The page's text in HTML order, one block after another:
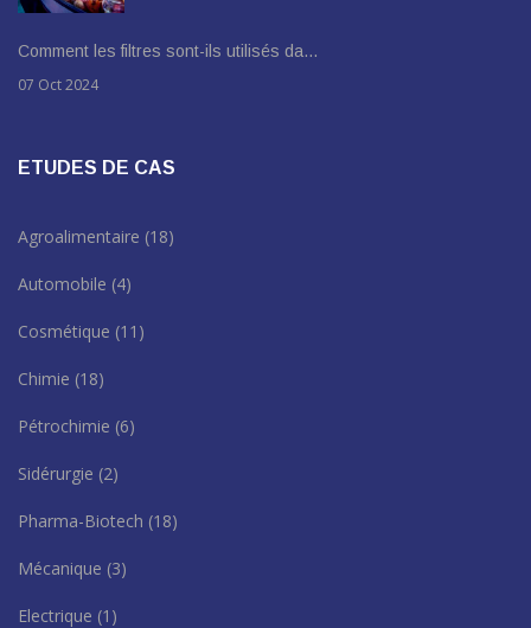
Comment les filtres sont-ils utilisés da…
07 Oct 2024
ETUDES DE CAS
Agroalimentaire (18)
Automobile (4)
Cosmétique (11)
Chimie (18)
Pétrochimie (6)
Sidérurgie (2)
Pharma-Biotech (18)
Mécanique (3)
Electrique (1)